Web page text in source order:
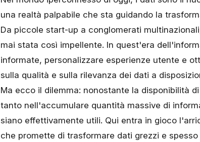
una realtà palpabile che sta guidando la
Da piccole start-up a conglomerati
mai stata così impellente. In quest'era
informate, personalizzare esperienze utente e
sulla qualità e sulla rilevanza dei dati a
Ma ecco il dilemma: nonostante la disponibilità
tanto nell'accumulare quantità massive di
siano effettivamente utili. Qui entra in gioco
che promette di trasformare dati grezzi e